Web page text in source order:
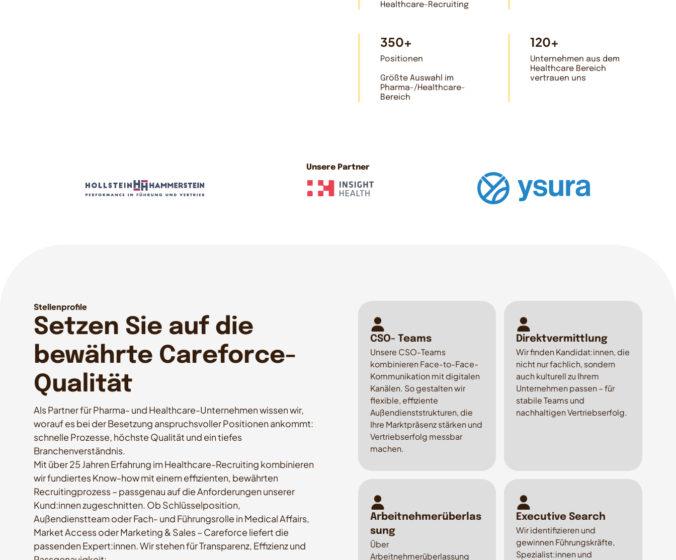
Healthcare-Recruiting
350+
Positionen
Größte Auswahl im
Pharma-/Healthcare-
Bereich
120+
Unternehmen aus dem
Healthcare Bereich
vertrauen uns
Unsere Partner
Stellenprofile
Setzen Sie auf die
bewährte Careforce-
Qualität
Als Partner für Pharma- und Healthcare-Unternehmen wissen wir,
worauf es bei der Besetzung anspruchsvoller Positionen ankommt:
schnelle Prozesse, höchste Qualität und ein tiefes
Branchenverständnis.
Mit über 25 Jahren Erfahrung im Healthcare-Recruiting kombinieren
wir fundiertes Know-how mit einem effizienten, bewährten
Recruitingprozess – passgenau auf die Anforderungen unserer
Kund:innen zugeschnitten. Ob Schlüsselposition,
Außendienstteam oder Fach- und Führungsrolle in Medical Affairs,
Market Access oder Marketing & Sales – Careforce liefert die
passenden Expert:innen. Wir stehen für Transparenz, Effizienz und
CSO- Teams
Unsere CSO-Teams
kombinieren Face-to-Face-
Kommunikation mit digitalen
Kanälen. So gestalten wir
flexible, effiziente
Außendienststrukturen, die
Ihre Marktpräsenz stärken und
Vertriebserfolg messbar
machen.
Direktvermittlung
Wir finden Kandidat:innen, die
nicht nur fachlich, sondern
auch kulturell zu Ihrem
Unternehmen passen – für
stabile Teams und
nachhaltigen Vertriebserfolg.
Arbeitnehmerüberlas
sung
Über
Arbeitnehmerüberlassung
Executive Search
Wir identifizieren und
gewinnen Führungskräfte,
Spezialist:innen und